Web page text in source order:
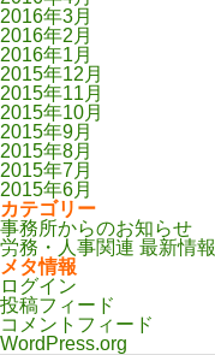
2016年3月
2016年2月
2016年1月
2015年12月
2015年11月
2015年10月
2015年9月
2015年8月
2015年7月
2015年6月
カテゴリー
事務所からのお知らせ
労務・人事関連 最新情報
メタ情報
ログイン
投稿フィード
コメントフィード
WordPress.org